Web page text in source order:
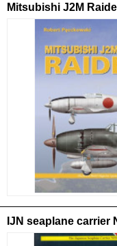
Mitsubishi J2M
IJN seaplane carrier